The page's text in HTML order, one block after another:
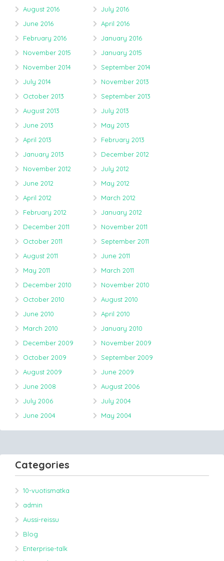
August 2016
July 2016
June 2016
April 2016
February 2016
January 2016
November 2015
January 2015
November 2014
September 2014
July 2014
November 2013
October 2013
September 2013
August 2013
July 2013
June 2013
May 2013
April 2013
February 2013
January 2013
December 2012
November 2012
July 2012
June 2012
May 2012
April 2012
March 2012
February 2012
January 2012
December 2011
November 2011
October 2011
September 2011
August 2011
June 2011
May 2011
March 2011
December 2010
November 2010
October 2010
August 2010
June 2010
April 2010
March 2010
January 2010
December 2009
November 2009
October 2009
September 2009
August 2009
June 2009
June 2008
August 2006
July 2006
July 2004
June 2004
May 2004
Categories
10-vuotismatka
admin
Aussi-reissu
Blog
Enterprise-talk